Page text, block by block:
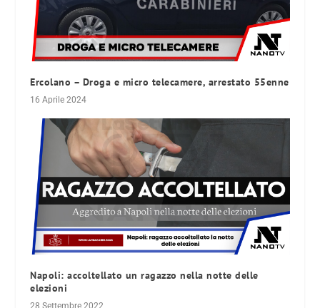
Ercolano – Droga e micro telecamere, arrestato 55enne
16 Aprile 2024
Napoli: accoltellato un ragazzo nella notte delle
elezioni
28 Settembre 2022